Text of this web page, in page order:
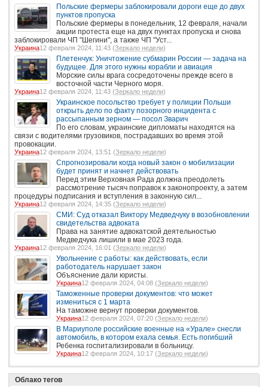
Польские фермеры заблокировали дороги еще до двух
пунктов пропуска
Польские фермеры в понедельник, 12 февраля, начали
акции протеста еще на двух пунктах пропуска и снова
заблокировали ЧП "Шегини", а также ЧП "Уст...
Украина12 февраля 2024, 11:43 (Зеркало недели)
Плетенчук: Уничтожение субмарин России — задача на
будущее. Для этого нужны корабли и авиация
Морские силы врага сосредоточены прежде всего в
восточной части Черного моря.
Украина12 февраля 2024, 11:43 (Зеркало недели)
Украинское посольство требует у полиции Польши
открыть дело по факту позорного инцидента с
рассыпанным зерном — посол Зварич
По его словам, украинские дипломаты находятся на
связи с водителями грузовиков, пострадавших во время этой
провокации.
Украина12 февраля 2024, 13:51 (Зеркало недели)
Спрогнозировали когда новый закон о мобилизации
будет принят и начнет действовать
Перед этим Верховная Рада должна преодолеть
рассмотрение тысяч поправок к законопроекту, а затем
процедуры подписания и вступления в законную сил...
Украина12 февраля 2024, 14:35 (Зеркало недели)
СМИ: Суд отказал Виктору Медведчуку в возобновлении
свидетельства адвоката
Права на занятие адвокатской деятельностью
Медведчука лишили в мае 2023 года.
Украина12 февраля 2024, 16:01 (Зеркало недели)
Увольнение с работы: как действовать, если
работодатель нарушает закон
Объяснение дали юристы.
Украина12 февраля 2024, 04:08 (Зеркало недели)
Таможенные проверки документов: что может
измениться с 1 марта
На таможне вернут проверки документов.
Украина12 февраля 2024, 07:20 (Зеркало недели)
В Мариуполе российские военные на «Урале» снесли
автомобиль, в котором ехала семья. Есть погибший
Ребенка госпитализировали в больницу.
Украина12 февраля 2024, 10:17 (Зеркало недели)
Облако тегов